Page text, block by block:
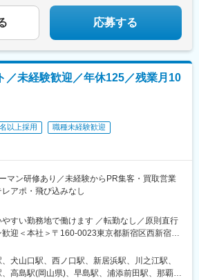
津久見駅、松浦駅、石橋駅(長崎県)、上田駅、小
駅、井荻駅、阿波山川駅、石井駅(徳島県)、南小
駅、高久駅、五位堂駅、富雄駅、西加積駅、
ーホール駅、遠賀川駅、行橋駅、糸島高校前
松駅、原ノ町駅、山陽網干駅、三木駅(神戸電
稲積公園駅、苫小牧駅、和歌山港駅、淀屋橋
、北春日部駅、上星川駅、善行駅、三崎口
キャンパス駅、岩瀬駅、古河駅、鶴瀬駅、東
橋駅、本厚木駅、亀戸水神駅、東千葉駅、高
ケ丘遊園駅、北山田駅(神奈川県)、西武柳沢
駅、岡本駅(栃木県)、木更津駅、北松戸駅、武
駅、湯河原駅、松戸駅、東富岡駅、新鹿沼
山駅、東林間駅、東武宇都宮駅、秩父駅、小
山おおたかの森駅、南柏駅、明大前駅、塚原
崎駅、千葉ニュータウン中央駅、柏駅、西小
、八街駅、茂原駅、牛浜駅、藤沢駅、雑色駅、
駅、三鷹駅、曳舟駅、西葛西駅、逗子駅、宮
古淵駅、矢板駅、北真岡駅、伊勢原駅、淵野
応募する
／未経験歓迎／年休125／残業月10
以上採用
職種未経験歓迎
マン研修あり／未経験からPR集客・買取営業
アポ・飛び込みなし
すい勤務地で働けます ／転勤なし／原則直行
迎＜本社＞〒160-0023東京都新宿区西新宿五
動産新宿ファーストタワー3階※転居を伴う転
その他勤務地・都内23区、関東のプロジェク
犬山口駅、西ノ口駅、新居浜駅、川之江駅、
高島駅(岡山県)、早島駅、浦添前田駅、那覇空